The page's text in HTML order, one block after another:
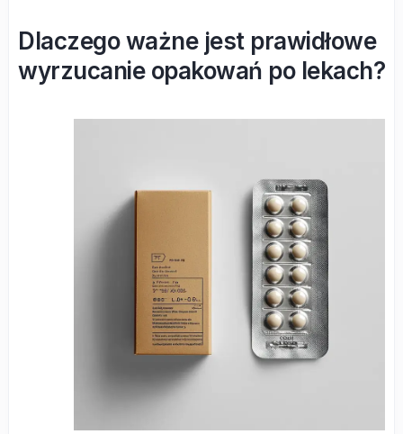
Dlaczego ważne jest prawidłowe
wyrzucanie opakowań po lekach?